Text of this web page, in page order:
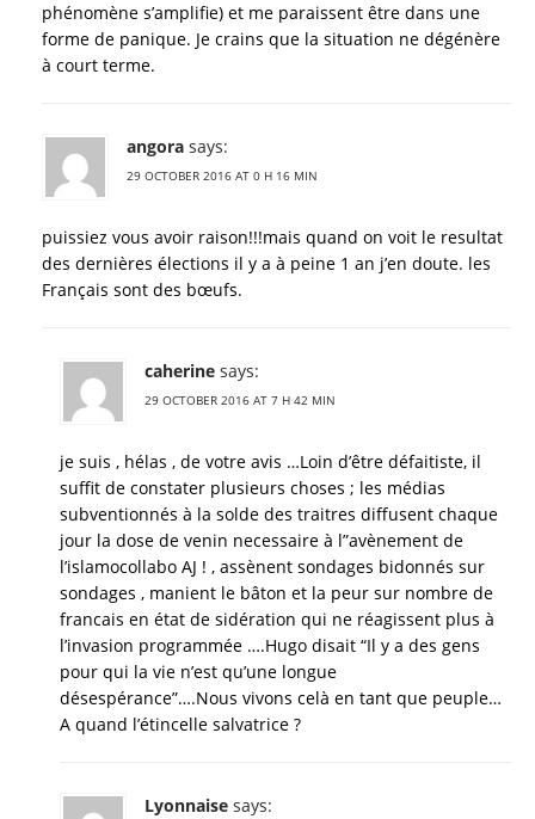
phénomène s’amplifie) et me paraissent être dans une
forme de panique. Je crains que la situation ne dégénère
à court terme.
angora says:
29 OCTOBER 2016 AT 0 H 16 MIN
puissiez vous avoir raison!!!mais quand on voit le resultat
des dernières élections il y a à peine 1 an j’en doute. les
Français sont des bœufs.
caherine says:
29 OCTOBER 2016 AT 7 H 42 MIN
je suis , hélas , de votre avis …Loin d’être défaitiste, il
suffit de constater plusieurs choses ; les médias
subventionnés à la solde des traitres diffusent chaque
jour la dose de venin necessaire à l”avènement de
l’islamocollabo AJ ! , assènent sondages bidonnés sur
sondages , manient le bâton et la peur sur nombre de
francais en état de sidération qui ne réagissent plus à
l’invasion programmée ….Hugo disait “Il y a des gens
pour qui la vie n’est qu’une longue
désespérance”….Nous vivons celà en tant que peuple…
A quand l’étincelle salvatrice ?
Lyonnaise says: